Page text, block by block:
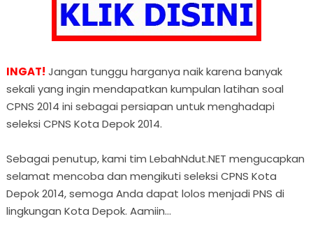
INGAT! Jangan tunggu harganya naik karena banyak
sekali yang ingin mendapatkan kumpulan latihan soal
CPNS 2014 ini sebagai persiapan untuk menghadapi
seleksi CPNS Kota Depok 2014.
Sebagai penutup, kami tim LebahNdut.NET mengucapkan
selamat mencoba dan mengikuti seleksi CPNS Kota
Depok 2014, semoga Anda dapat lolos menjadi PNS di
lingkungan Kota Depok. Aamiin…